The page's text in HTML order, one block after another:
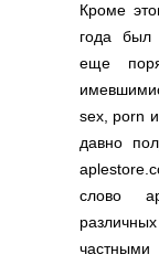
Кроме
года был
еще
sex, porn
давно
слово